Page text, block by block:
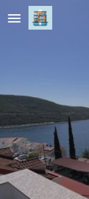
Villa Ljiljana